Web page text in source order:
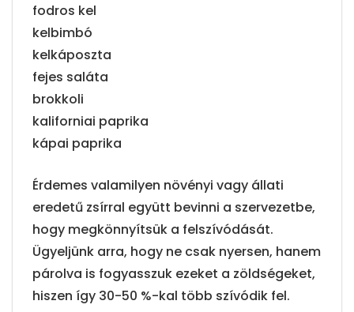
fodros kel
kelbimbó
kelkáposzta
fejes saláta
brokkoli
kaliforniai paprika
kápai paprika
Érdemes valamilyen növényi vagy állati
eredetű zsírral együtt bevinni a szervezetbe,
hogy megkönnyítsük a felszívódását.
Ügyeljünk arra, hogy ne csak nyersen, hanem
párolva is fogyasszuk ezeket a zöldségeket,
hiszen így 30-50 %-kal több szívódik fel.